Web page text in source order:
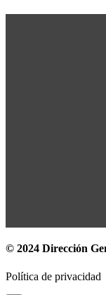
© 2024 Dirección
Política de privacidad